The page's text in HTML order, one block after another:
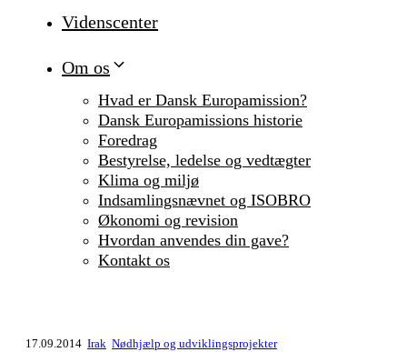
Videnscenter
Om os
Hvad er Dansk Europamission?
Dansk Europamissions historie
Foredrag
Bestyrelse, ledelse og vedtægter
Klima og miljø
Indsamlingsnævnet og ISOBRO
Økonomi og revision
Hvordan anvendes din gave?
Kontakt os
17.09.2014 Irak Nødhjælp og udviklingsprojekter